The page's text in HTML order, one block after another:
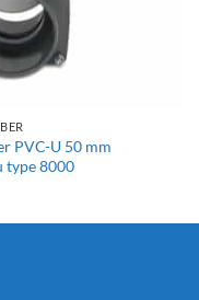
PVC-U 50 mm
type 8000